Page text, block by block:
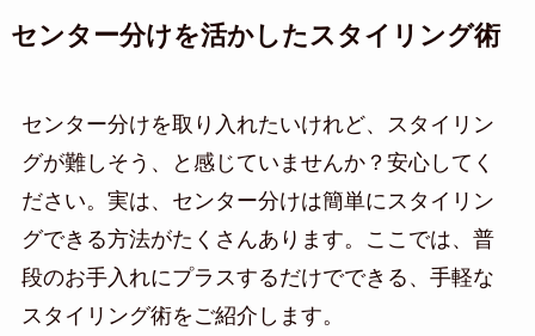
センター分けを活かしたスタイリング術
センター分けを取り入れたいけれど、スタイリン
グが難しそう、と感じていませんか？安心してく
ださい。実は、センター分けは簡単にスタイリン
グできる方法がたくさんあります。ここでは、普
段のお手入れにプラスするだけでできる、手軽な
スタイリング術をご紹介します。